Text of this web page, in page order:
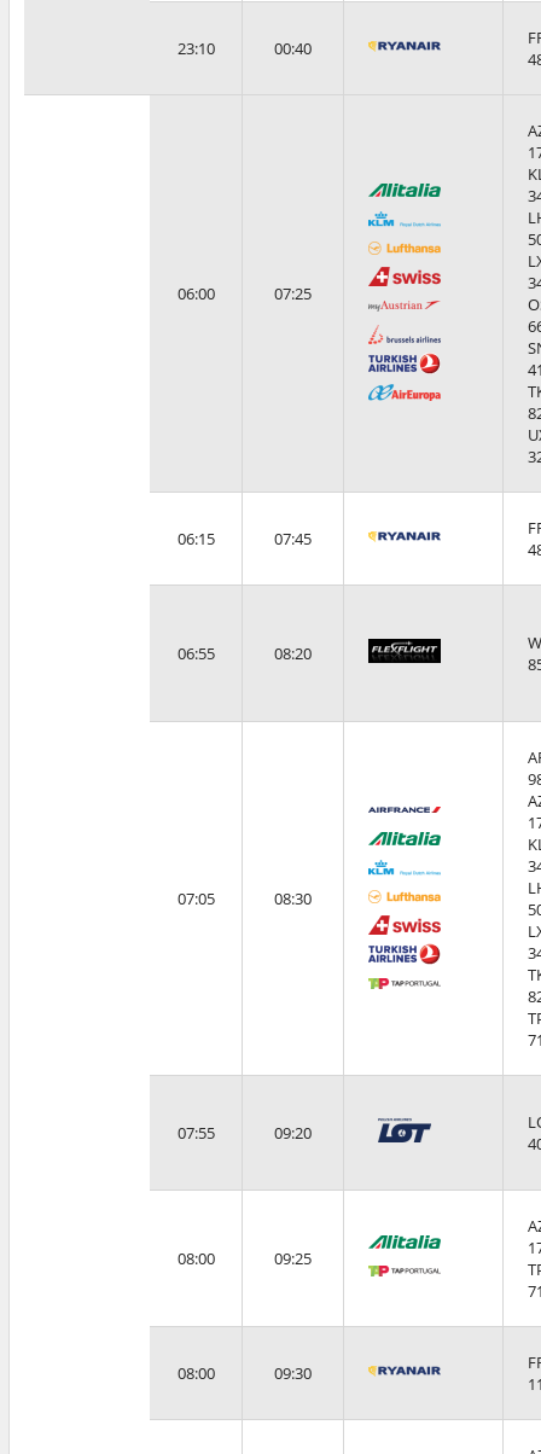
23:10 00:40
06:00 07:25
06:15 07:45
06:55 08:20
07:05 08:30
07:55 09:20
08:00 09:25
08:00 09:30